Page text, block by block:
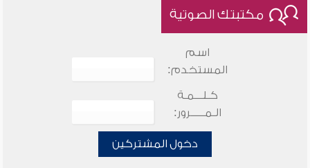
مكتبتك الصوتية
اسم
المستخدم:
كـلـــمـة
الـمـــــرور:
دخول المشتركين